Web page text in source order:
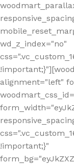
wd_z_index="no"
alignment="left"
!important;}"